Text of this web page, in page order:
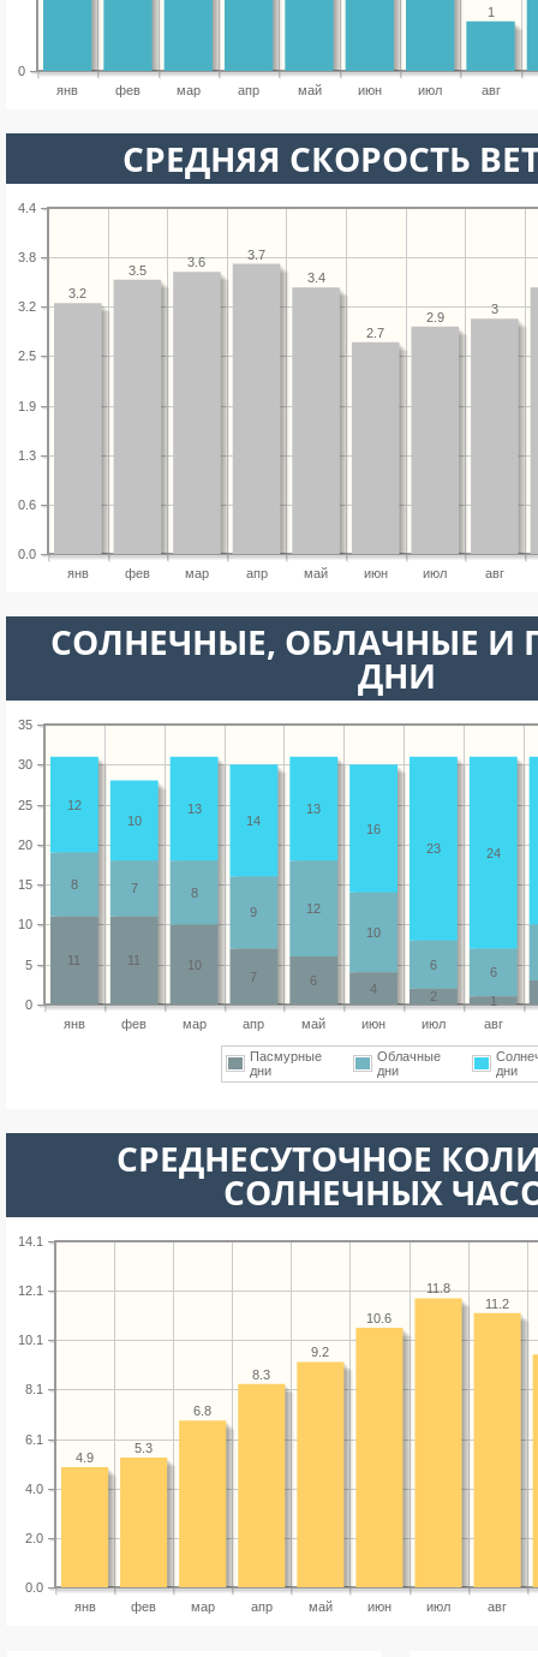
янв фев мар апр май июн июл авг
0
1
СРЕДНЯЯ СКОРОСТЬ
янв фев мар апр май июн июл авг
0.0
0.6
1.3
1.9
2.5
3.2
3.8
4.4
3
2.9
2.7
3.4
3.7
3.6
3.5
3.2
CОЛНЕЧНЫЕ, ОБЛАЧНЫЕ И
ДНИ
янв фев мар апр май июн июл авг
0
5
10
15
20
25
30
35
1
2
4
6
7
10
11
11
6
6
10
12
9
8
7
8
24
23
16
13
14
13
10
12
Пасмурные
дни
Облачные
дни
дни
СРЕДНЕСУТОЧНОЕ
СОЛНЕЧНЫХ
янв фев мар апр май июн июл авг
0.0
2.0
4.0
6.1
8.1
10.1
12.1
14.1
11.2
11.8
10.6
9.2
8.3
6.8
5.3
4.9